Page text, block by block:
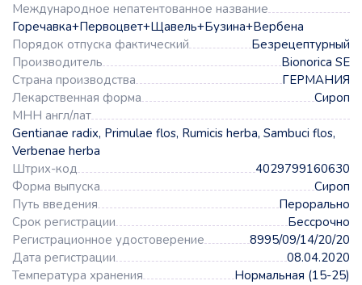
Международное непатентованное название
Горечавка+Первоцвет+Щавель+Бузина+Вербена
Порядок отпуска фактический
Безрецептурный
Производитель
Bionorica SE
Страна производства
ГЕРМАНИЯ
Лекарственная форма
Сироп
МНН англ/лат
Gentianae radix, Primulae flos, Rumicis herba, Sambuci flos,
Verbenae herba
Штрих-код
4029799160630
Форма выпуска
Сироп
Путь введения
Перорально
Срок регистрации
Бессрочно
Регистрационное удостоверение
8995/09/14/20/20
Дата регистрации
08.04.2020
Температура хранения
Нормальная (15-25)